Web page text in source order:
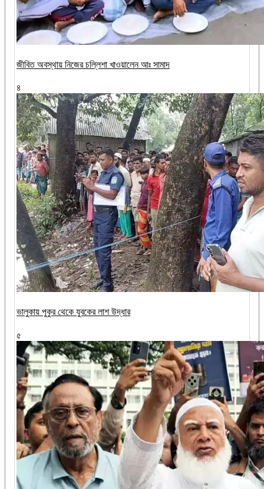
জীবিত অবস্থায় নিজের চল্লিশা খাওয়ালেন আঃ সামাদ
৪
ভালুকায় পুকুর থেকে যুবকের লাশ উদ্ধার
৫